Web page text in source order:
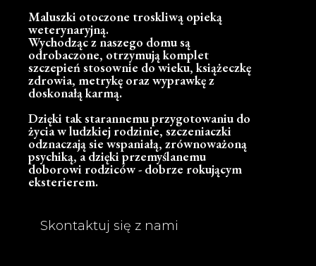
Maluszki otoczone troskliwą opieką
weterynaryjną.
Wychodząc z naszego domu są
odrobaczone, otrzymują komplet
szczepień stosownie do wieku, książeczkę
zdrowia, metrykę oraz wyprawkę z
doskonałą karmą.
Dzięki tak starannemu przygotowaniu do
życia w ludzkiej rodzinie, szczeniaczki
odznaczają sie wspaniałą, zrównoważoną
psychiką, a dzięki przemyślanemu
doborowi rodziców - dobrze rokującym
eksterierem.
Skontaktuj się z nami